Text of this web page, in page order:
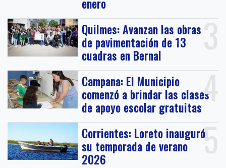
enero
3
Quilmes: Avanzan las obras
de pavimentación de 13
cuadras en Bernal
4
Campana: El Municipio
comenzó a brindar las clases
de apoyo escolar gratuitas
5
Corrientes: Loreto inauguró
su temporada de verano
2026